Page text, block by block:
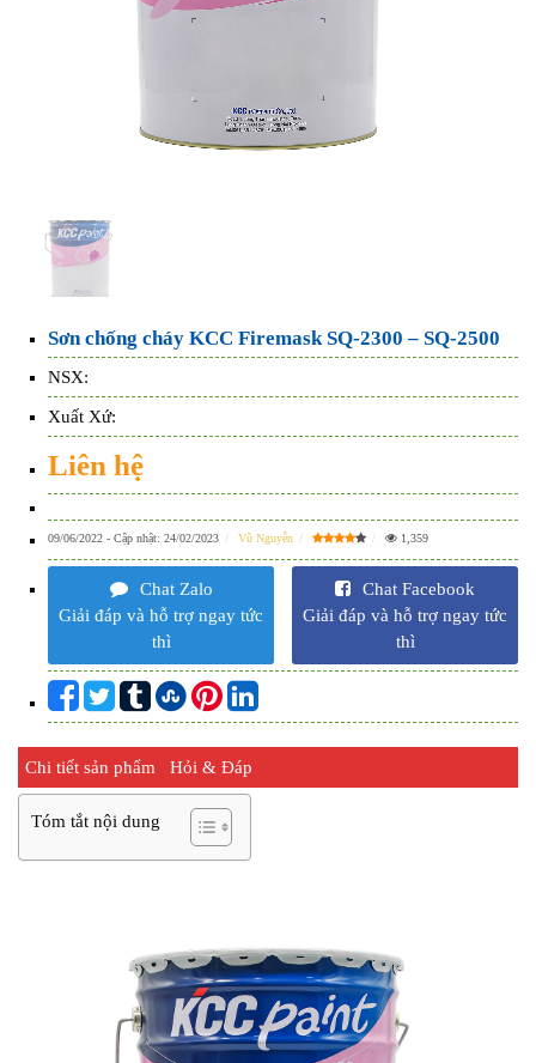
Sơn chống cháy KCC Firemask SQ-2300 – SQ-2500
NSX:
Xuất Xứ:
Liên hệ
09/06/2022 - Cập nhật: 24/02/2023 Vũ Nguyễn 1,359
Chat Zalo
Giải đáp và hỗ trợ ngay tức
thì
Chat Facebook
Giải đáp và hỗ trợ ngay tức
thì
Chi tiết sản phẩm Hỏi & Đáp
Tóm tắt nội dung